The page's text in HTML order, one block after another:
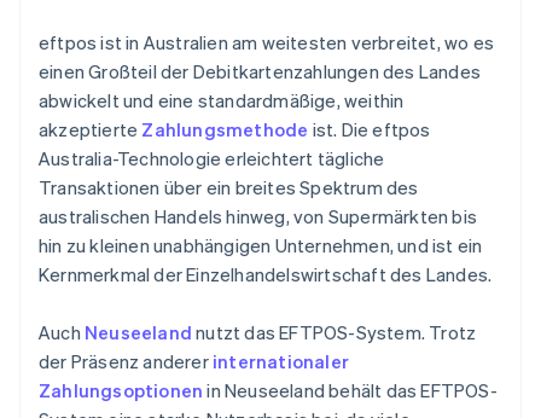
eftpos ist in Australien am weitesten verbreitet, wo es
einen Großteil der Debitkartenzahlungen des Landes
abwickelt und eine standardmäßige, weithin
akzeptierte Zahlungsmethode ist. Die eftpos
Australia-Technologie erleichtert tägliche
Transaktionen über ein breites Spektrum des
australischen Handels hinweg, von Supermärkten bis
hin zu kleinen unabhängigen Unternehmen, und ist ein
Kernmerkmal der Einzelhandelswirtschaft des Landes.
Auch Neuseeland nutzt das EFTPOS-System. Trotz
der Präsenz anderer internationaler
Zahlungsoptionen in Neuseeland behält das EFTPOS-